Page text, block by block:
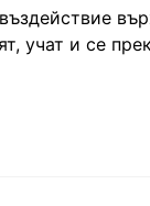
учат и се